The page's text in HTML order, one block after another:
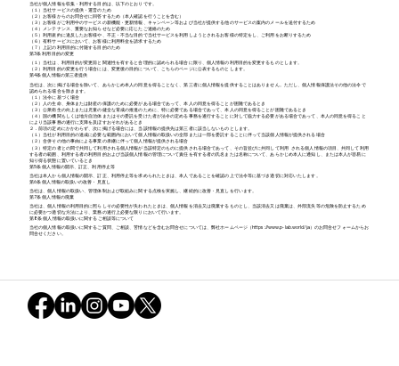
当社が個人情報を収集・利用する目的は、以下のとおりです。
（１）当社サービスの提供・運営のため
（２）お客様からのお問合せに回答するため（本人確認を行うことを含む）
（３）お客様がご利用中のサービスの新機能・更新情報、キャンペーン等および当社が提供する他のサービスの案内のメールを送付するため
（４）メンテナンス、重要なお知らせなど必要に応じたご連絡のため
（５）利用規約に違反したお客様や、不正・不当な目的で当社サービスを利用しようとされるお客様の特定をし、ご利用をお断りするため
（６）有料サービスにおいて、お客様に利用料金を請求するため
（７）上記の利用目的に付随する目的のため
第3条 利用目的の変更
（１）当社は、利用目的が変更前と関連性を有すると合理的に認められる場合に限り、個人情報の利用目的を変更するものとします。
（２）利用目的の変更を行う場合には、変更後の目的について、こちらのページに公表するものとします。
第4条 個人情報の第三者提供
当社は、次に掲げる場合を除いて、あらかじめ本人の同意を得ることなく、第三者に個人情報を提供することはありません。ただし、個人情報保護法その他の法令で
認められる場合を除きます。
（１）法令に基づく場合
（２）人の生命、身体または財産の保護のために必要がある場合であって、本人の同意を得ることが困難であるとき
（３）公衆衛生の向上または児童の健全な育成の推進のために、特に必要である場合であって、本人の同意を得ることが困難であるとき
（４）国の機関もしくは地方自治体またはその委託を受けた者が法令の定める事務を遂行することに対して協力する必要がある場合であって、本人の同意を得ること
により当該事務の遂行に支障を及ぼすおそれがあるとき
２．前項の定めにかかわらず、次に掲げる場合には、当該情報の提供先は第三者に該当しないものとします。
（１）当社が利用目的の達成に必要な範囲内において個人情報の取扱いの全部または一部を委託することに伴って当該個人情報が提供される場合
（２）合併その他の事由による事業の承継に伴って個人情報が提供される場合
（３）特定の者との間で共同して利用される個人情報が当該特定のものに提供される場合であって、その旨並びに共同して利用 される個人情報の項目、共同して利用
する者の範囲、利用する者の利用目的および当該個人情報の管理について責任を有する者の氏名または名称について、あらかじめ本人に通知し、または本人が容易に
知り得る状態に置いているとき
第5条 個人情報の開示、訂正、利用停止等
当社は本人から個人情報の開示、訂正、利用停止等を求められたときは、本人であることを確認の上で法令等に基づき適切に対応いたします。
第6条 個人情報の取扱いの改善・見直し
当社は、個人情報の取扱い、管理体制および取組みに関する点検を実施し、継続的に改善・見直しを行います。
第7条 個人情報の廃棄
当社は、個人情報の利用目的に照らしその必要性が失われたときは、個人情報を消去又は廃棄するものとし、当該消去又は廃棄は、外部流失等の危険を防止するため
に必要かつ適切な方法により、業務の遂行上必要な限りにおいて行います。
第8条 個人情報の取扱いに関するご相談等について
当社の個人情報の取扱いに関するご質問、ご相談、苦情などを含むお問合せについては、弊社ホームページ（ https://www.p-lab.world/ja）のお問合せフォームからお
問合せください。